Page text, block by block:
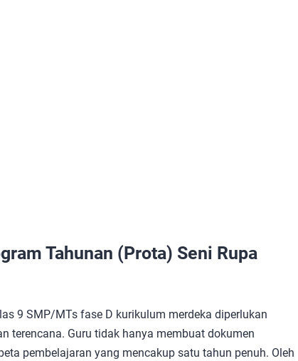
Tahunan (Prota) Seni Rupa
9 SMP/MTs fase D kurikulum merdeka diperlukan
terencana. Guru tidak hanya membuat dokumen
pembelajaran yang mencakup satu tahun penuh. Oleh